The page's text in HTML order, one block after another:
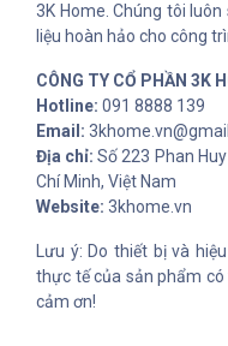
3K Home. Chúng tôi
liệu hoàn hảo cho công
CÔNG TY CỔ PHẦN 3K
Hotline: 091 8888 139
Email:
Địa chỉ: Số 223 Phan
Chí Minh, Việt Nam
Website: 3khome.vn
Lưu ý: Do thiết bị và
thực tế của sản phẩm có
cảm ơn!